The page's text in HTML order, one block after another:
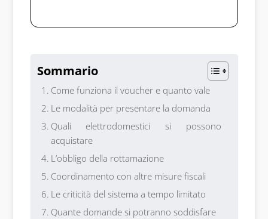
Sommario
Come funziona il voucher e quanto vale
Le modalità per presentare la domanda
Quali elettrodomestici si possono
acquistare
L’obbligo della rottamazione
Coordinamento con altre misure fiscali
Le criticità del sistema a tempo limitato
Quante domande si potranno soddisfare